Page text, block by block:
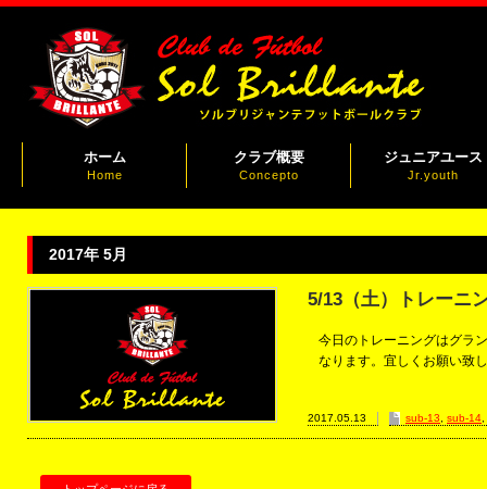
ホーム
Home
クラブ概要
Concepto
ジュニアユース
Jr.youth
2017年 5月
5/13（土）トレーニ
今日のトレーニングはグラ
なります。宜しくお願い致
2017.05.13 sub-13 sub-14